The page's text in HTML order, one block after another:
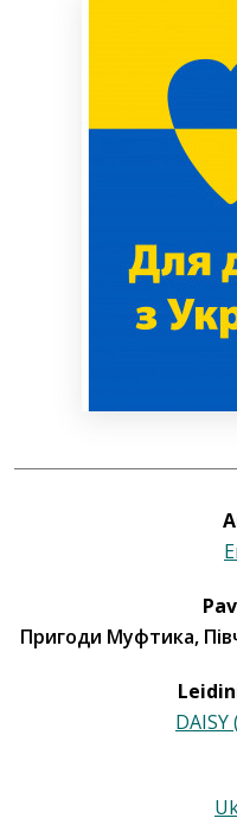
Пригоди Муфтика,